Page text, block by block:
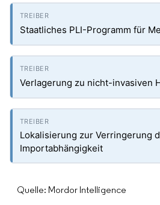
Staatliches PLI-Programm für
Verlagerung zu nicht-invasiven
Lokalisierung zur Verringerung
Importabhängigkeit
Quelle: Mordor Intelligence